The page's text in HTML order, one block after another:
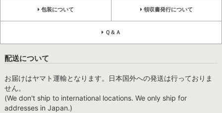
包装について 領収書発行について
Ｑ＆Ａ
配送について
お届けはヤマト運輸となります。日本国外への発送は行っておりま
せん。
(We don't ship to international locations. We only ship for
addresses in Japan.)